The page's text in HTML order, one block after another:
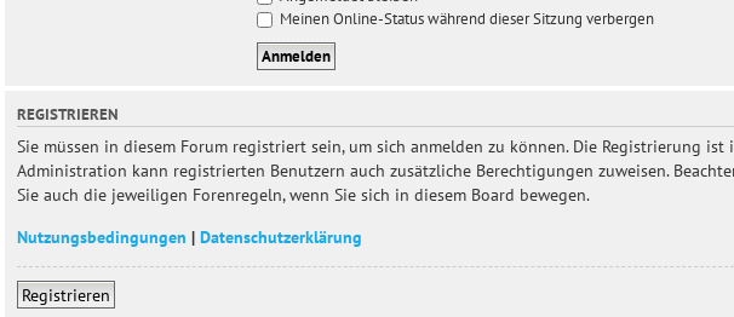
Meinen Online-Status während dieser Sitzung verbergen
REGISTRIEREN
Sie müssen in diesem Forum registriert sein, um sich anmelden zu können. Die Registrierung
Administration kann registrierten Benutzern auch zusätzliche Berechtigungen zuweisen.
Sie auch die jeweiligen Forenregeln, wenn Sie sich in diesem Board bewegen.
Nutzungsbedingungen | Datenschutzerklärung
Registrieren